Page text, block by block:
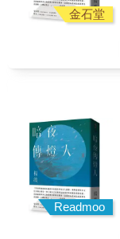
金石堂
Readmoo